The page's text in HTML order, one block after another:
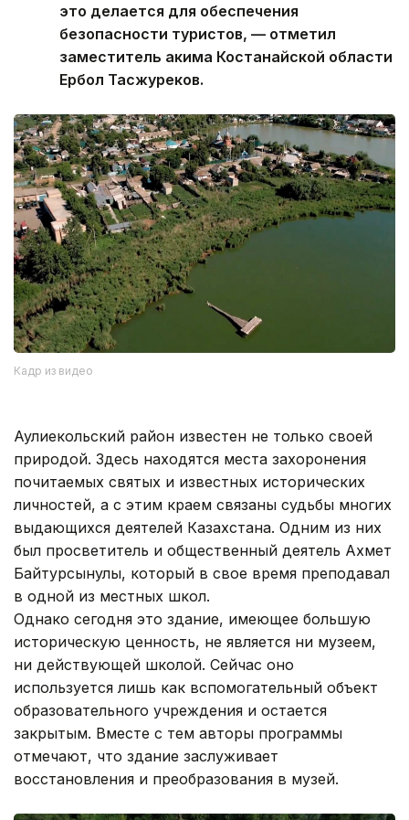
это делается для обеспечения
безопасности туристов, — отметил
заместитель акима Костанайской области
Ербол Тасжуреков.
Кадр из видео
Аулиекольский район известен не только своей
природой. Здесь находятся места захоронения
почитаемых святых и известных исторических
личностей, а с этим краем связаны судьбы многих
выдающихся деятелей Казахстана. Одним из них
был просветитель и общественный деятель Ахмет
Байтурсынулы, который в свое время преподавал
в одной из местных школ.
Однако сегодня это здание, имеющее большую
историческую ценность, не является ни музеем,
ни действующей школой. Сейчас оно
используется лишь как вспомогательный объект
образовательного учреждения и остается
закрытым. Вместе с тем авторы программы
отмечают, что здание заслуживает
восстановления и преобразования в музей.